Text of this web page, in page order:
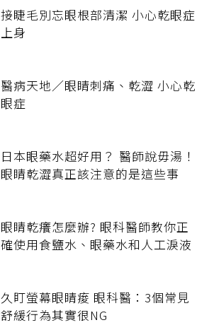
接睫毛別忘眼根部清潔 小心乾眼症
上身
醫病天地／眼睛刺痛、乾澀 小心乾
眼症
日本眼藥水超好用？ 醫師說毋湯！
眼睛乾澀真正該注意的是這些事
眼睛乾癢怎麼辦? 眼科醫師教你正
確使用食鹽水、眼藥水和人工淚液
久盯螢幕眼睛痠 眼科醫：3個常見
舒緩行為其實很NG